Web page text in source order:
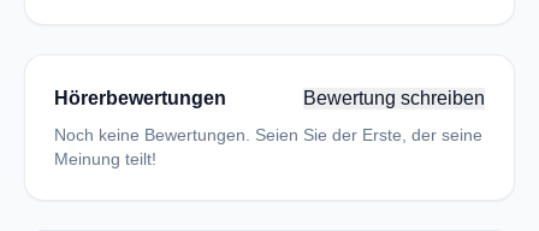
Hörerbewertungen Bewertung schreiben
Noch keine Bewertungen. Seien Sie der Erste, der seine
Meinung teilt!